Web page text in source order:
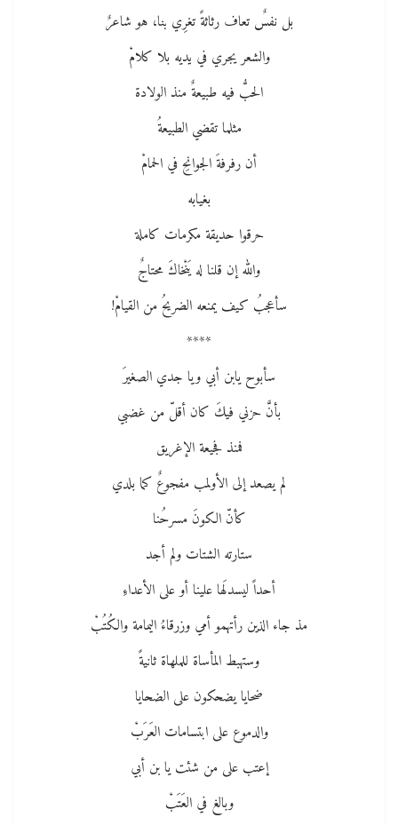
بل نفسٌ تعاف رثاثةً تغرِي بنا، هو شاعرٌ
والشعر يجري في يديه بلا كلامْ
الحبُّ فيه طبيعةٌ منذ الولادة
مثلما تقضي الطبيعةُ
أن رفرفةَ الجوانحِ في الحمامْ
بغيابه
حرقوا حديقة مكرمات كاملة
والله إن قلنا له يَنْخاكَ محتاجٌ
سأعجبُ كيف يمنعه الضريحُ من القيامْ!
****
سأبوح يابن أبي ويا جدي الصغيرَ
بأنَّ حزني فيكَ كان أقلّ من غضبي
فمنذ فجيعة الإغريق
لم يصعد إلى الأولمب مفجوعٌ كما بلدي
كأنّ الكونَ مسرحُنا
ستارته الشتات ولم أجد
أحداً ليسدلَها علينا أو على الأعداءِ
مذ جاء الذين رأتهمو أمي وزرقاءُ اليمامة والكُتُبْ
وستهبط المأساة للملهاة ثانيةً
ضحايا يضحكون على الضحايا
والدموع على ابتسامات العَرَبْ
إعتب على من شئت يا بن أبي
وبالغ في العَتَبْ